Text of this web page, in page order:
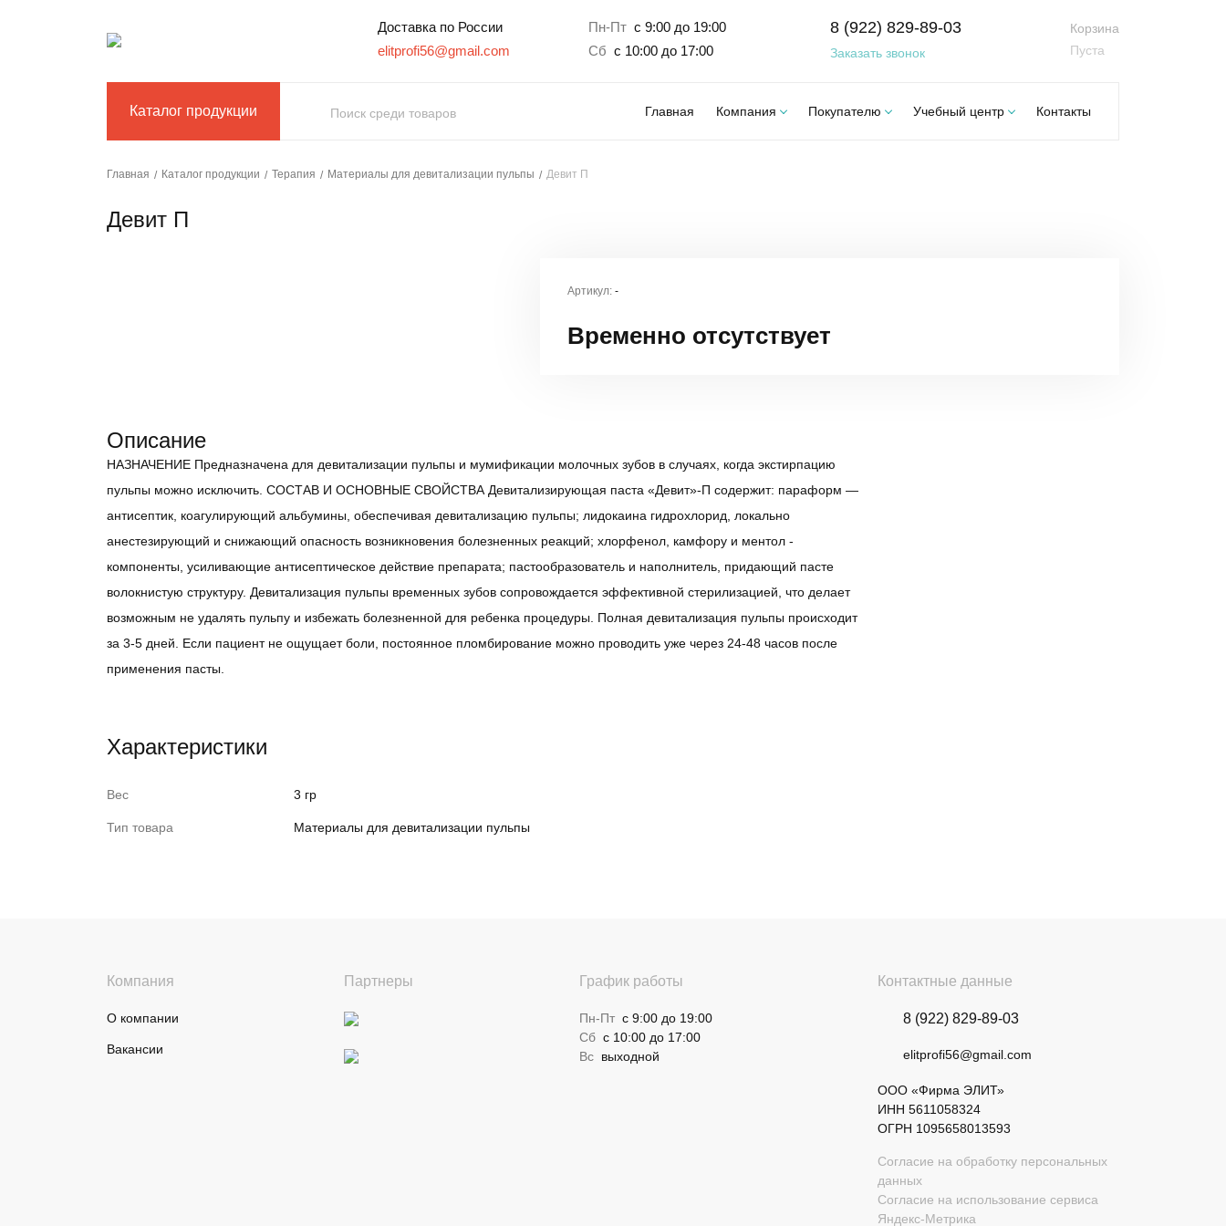
Доставка по России
elitprofi56@gmail.com
Пн-Пт с 9:00 до 19:00
Сб с 10:00 до 17:00
8 (922) 829-89-03
Заказать звонок
Корзина
Пуста
Каталог продукции Главная Компания Покупателю Учебный центр Контакты
Главная Каталог продукции Терапия Материалы для девитализации пульпы Девит П
Девит П
Артикул: -
Временно отсутствует
Описание
НАЗНАЧЕНИЕ Предназначена для девитализации пульпы и мумификации молочных зубов в случаях, когда экстирпацию
пульпы можно исключить. СОСТАВ И ОСНОВНЫЕ СВОЙСТВА Девитализирующая паста «Девит»-П содержит: параформ —
антисептик, коагулирующий альбумины, обеспечивая девитализацию пульпы; лидокаина гидрохлорид, локально
анестезирующий и cнижающий опасность возникновения болезненных реакций; хлорфенол, камфору и ментол -
компоненты, усиливающие антисептическое действие препарата; пастообразователь и наполнитель, придающий пасте
волокнистую структуру. Девитализация пульпы временных зубов сопровождается эффективной стерилизацией, что делает
возможным не удалять пульпу и избежать болезненной для ребенка процедуры. Полная девитализация пульпы происходит
за 3-5 дней. Если пациент не ощущает боли, постоянное пломбирование можно проводить уже через 24-48 часов после
применения пасты.
Характеристики
Вес 3 гр
Тип товара Материалы для девитализации пульпы
Компания
О компании
Вакансии
Партнеры График работы
Пн-Пт с 9:00 до 19:00
Сб с 10:00 до 17:00
Вс выходной
Контактные данные
8 (922) 829-89-03
elitprofi56@gmail.com
ООО «Фирма ЭЛИТ»
ИНН 5611058324
ОГРН 1095658013593
Согласие на обработку персональных
данных
Согласие на использование сервиса
Яндекс-Метрика